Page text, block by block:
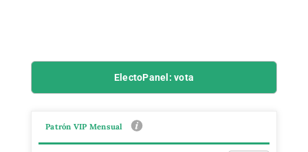
ElectoPanel: vota
Patrón VIP Mensual